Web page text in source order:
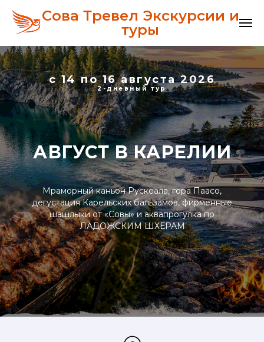
Сова Тревел Экскурсии и
туры
с 14 по 16 августа 2026
2-дневный тур
АВГУСТ В КАРЕЛИИ
Мраморный каньон Рускеала, гора Паасо,
дегустация Карельских бальзамов, фирменные
шашлыки от «Совы» и аквапрогулка по
ЛАДОЖСКИМ ШХЕРАМ